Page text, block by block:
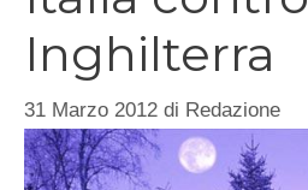
Inghilterra
31 Marzo 2012 di Redazione